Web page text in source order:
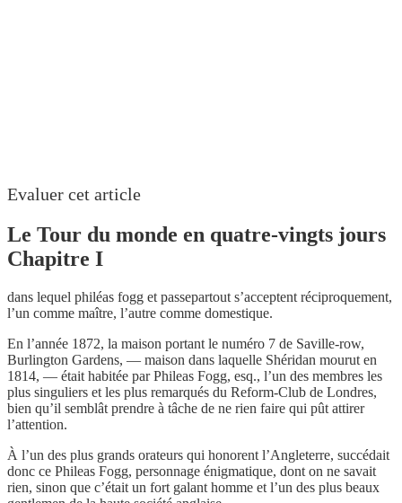
Evaluer cet article
Le Tour du monde en quatre-vingts jours
Chapitre I
dans lequel philéas fogg et passepartout s’acceptent réciproquement,
l’un comme maître, l’autre comme domestique.
En l’année 1872, la maison portant le numéro 7 de Saville-row,
Burlington Gardens, — maison dans laquelle Shéridan mourut en
1814, — était habitée par Phileas Fogg, esq., l’un des membres les
plus singuliers et les plus remarqués du Reform-Club de Londres,
bien qu’il semblât prendre à tâche de ne rien faire qui pût attirer
l’attention.
À l’un des plus grands orateurs qui honorent l’Angleterre, succédait
donc ce Phileas Fogg, personnage énigmatique, dont on ne savait
rien, sinon que c’était un fort galant homme et l’un des plus beaux